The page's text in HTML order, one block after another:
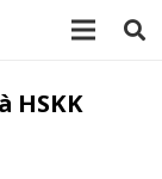
HSKK